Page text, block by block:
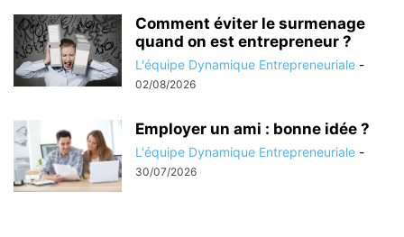
Comment éviter le surmenage
quand on est entrepreneur ?
L'équipe Dynamique Entrepreneuriale -
02/08/2026
Employer un ami : bonne idée ?
L'équipe Dynamique Entrepreneuriale -
30/07/2026